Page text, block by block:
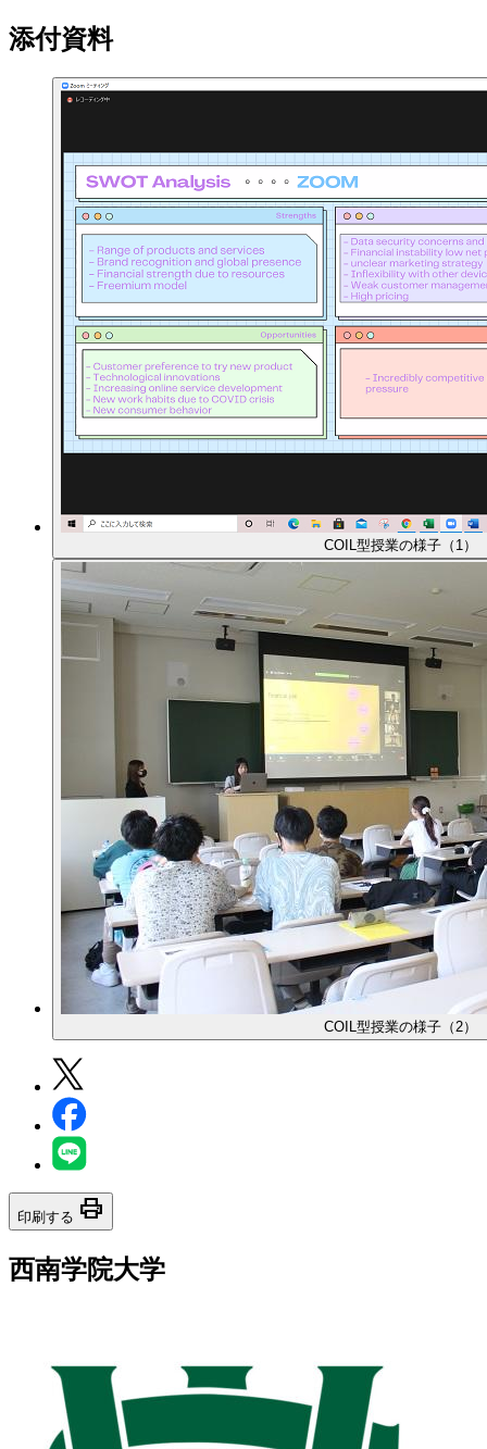
添付資料
COIL型授業の様子（1）
COIL型授業の様子（2）
印刷する print
西南学院大学